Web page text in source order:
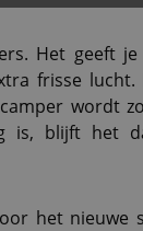
Het geeft
frisse lucht.
wordt
is, blijft het
het nieuwe